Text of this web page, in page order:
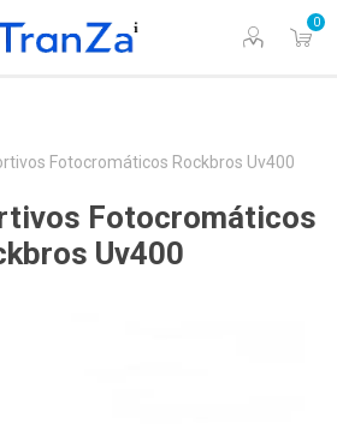
0
Fotocromáticos Rockbros Uv400
Fotocromáticos
Uv400